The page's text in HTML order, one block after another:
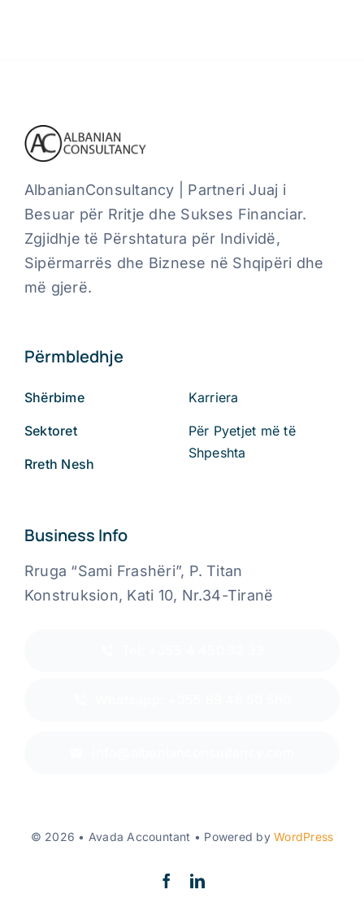
AlbanianConsultancy | Partneri Juaj i
Besuar për Rritje dhe Sukses Financiar.
Zgjidhje të Përshtatura për Individë,
Sipërmarrës dhe Biznese në Shqipëri dhe
më gjerë.
Përmbledhje
Shërbime
Sektoret
Rreth Nesh
Karriera
Për Pyetjet më të
Shpeshta
Business Info
Rruga “Sami Frashëri”, P. Titan
Konstruksion, Kati 10, Nr.34-Tiranë
© 2026 • Avada Accountant • Powered byWordPress